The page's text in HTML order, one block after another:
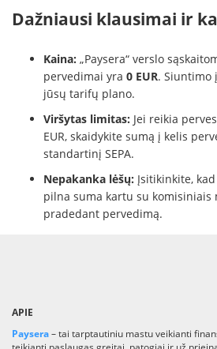
Dažniausi klausimai ir
Kaina: „Paysera“ verslo
pervedimai yra 0 EUR. Siuntimo
jūsų tarifų plano.
Viršytas limitas: Jei reikia
EUR, skaidykite sumą į kelis
standartinį SEPA.
Nepakanka lėšų: Įsitikinkite,
pilna suma kartu su komisiniais
pradedant pervedimą.
APIE
Paysera– tai tarptautiniu mastu veikianti